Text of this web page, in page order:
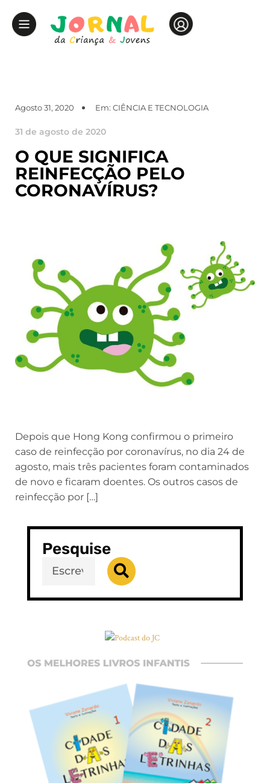
Agosto 31, 2020 Em: CIÊNCIA E TECNOLOGIA
31 de agosto de 2020
O QUE SIGNIFICA
REINFECÇÃO PELO
CORONAVÍRUS?
Depois que Hong Kong confirmou o primeiro
caso de reinfecção por coronavírus, no dia 24 de
agosto, mais três pacientes foram contaminados
de novo e ficaram doentes. Os outros casos de
reinfecção por […]
Pesquise